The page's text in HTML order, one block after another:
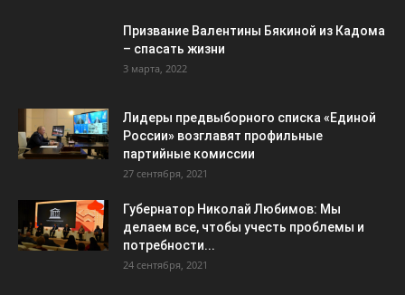
Призвание Валентины Бякиной из Кадома
– спасать жизни
3 марта, 2022
Лидеры предвыборного списка «Единой
России» возглавят профильные
партийные комиссии
27 сентября, 2021
Губернатор Николай Любимов: Мы
делаем все, чтобы учесть проблемы и
потребности...
24 сентября, 2021